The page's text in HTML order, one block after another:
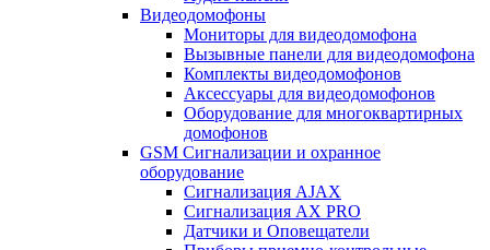
Видеодомофоны
Мониторы для видеодомофона
Вызывные панели для видеодомофона
Комплекты видеодомофонов
Аксессуары для видеодомофонов
Оборудование для многоквартирных
домофонов
GSM Сигнализации и охранное
оборудование
Сигнализация AJAX
Сигнализация AX PRO
Датчики и Оповещатели